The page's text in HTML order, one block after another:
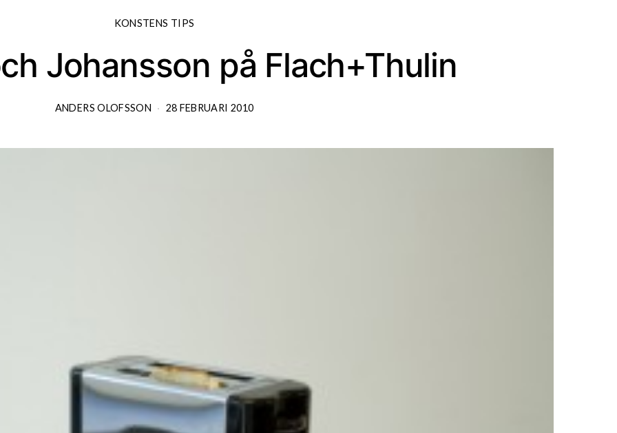
KONSTENS TIPS
Johansson på Flach+Thulin
ANDERS OLOFSSON 28 FEBRUARI 2010